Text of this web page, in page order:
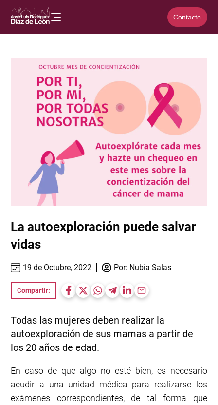
Contacto
La autoexploración puede salvar
vidas
19 de Octubre, 2022 Por: Nubia Salas
Compartir:
Todas las mujeres deben realizar la
autoexploración de sus mamas a partir de
los 20 años de edad.
En caso de que algo no esté bien, es necesario
acudir a una unidad médica para realizarse los
exámenes correspondientes, de tal forma que